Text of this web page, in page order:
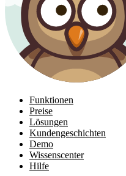
Funktionen
Preise
Lösungen
Kundengeschichten
Demo
Wissenscenter
Hilfe